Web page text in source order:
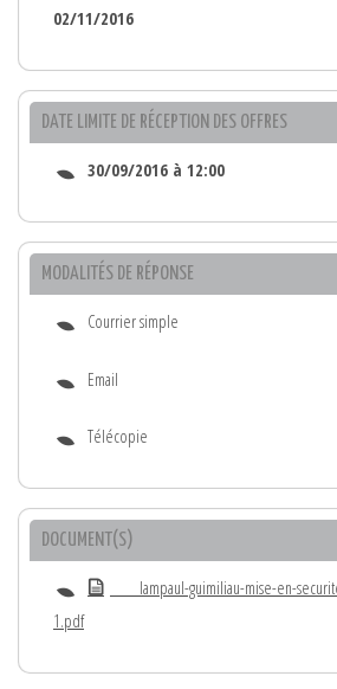
02/11/2016
DATE LIMITE DE RÉCEPTION DES OFFRES
30/09/2016 à 12:00
MODALITÉS DE RÉPONSE
Courrier simple
Email
Télécopie
DOCUMENT(S)
lampaul-guimiliau-mise-en-
1.pdf